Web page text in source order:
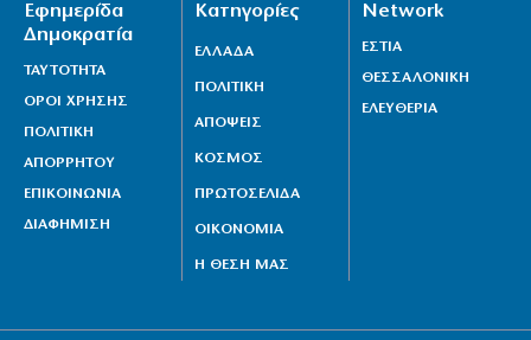
Εφημερίδα
Δημοκρατία
ΤΑΥΤΟΤΗΤΑ
ΟΡΟΙ ΧΡΗΣΗΣ
ΠΟΛΙΤΙΚΗ
ΑΠΟΡΡΗΤΟΥ
ΕΠΙΚΟΙΝΩΝΙΑ
ΔΙΑΦΗΜΙΣΗ
Κατηγορίες
ΕΛΛΑΔΑ
ΠΟΛΙΤΙΚΗ
ΑΠΟΨΕΙΣ
ΚΟΣΜΟΣ
ΠΡΩΤΟΣΕΛΙΔΑ
ΟΙΚΟΝΟΜΙΑ
Η ΘΕΣΗ ΜΑΣ
Network
ΕΣΤΙΑ
ΘΕΣΣΑΛΟΝΙΚΗ
ΕΛΕΥΘΕΡΙΑ